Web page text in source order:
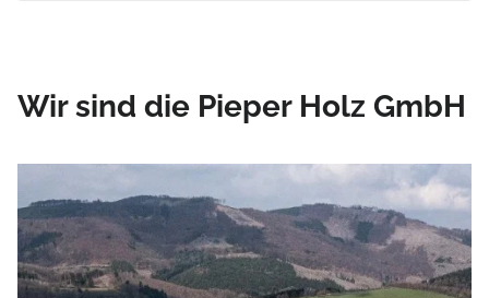
Wir sind die Pieper Holz GmbH